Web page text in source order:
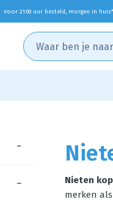
Voor 21:00 uur besteld, morgen in huis*
Nieten
merken
−
−